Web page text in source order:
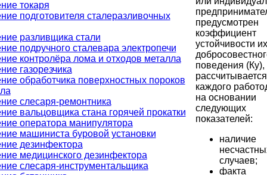
токаря
подготовителя сталеразливочных
разливщика стали
подручного сталевара электропечи
контролёра лома и отходов металла
газорезчика
обработчика поверхностных пороков
слесаря-ремонтника
вальцовщика стана горячей прокатки
оператора манипулятора
машиниста буровой установки
дезинфектора
медицинского дезинфектора
слесаря-инструментальщика
предусмотрен
коэффициент
устойчивости их
поведения
каждого
на основании
следующих
показателей:
наличие
случаев;
факта